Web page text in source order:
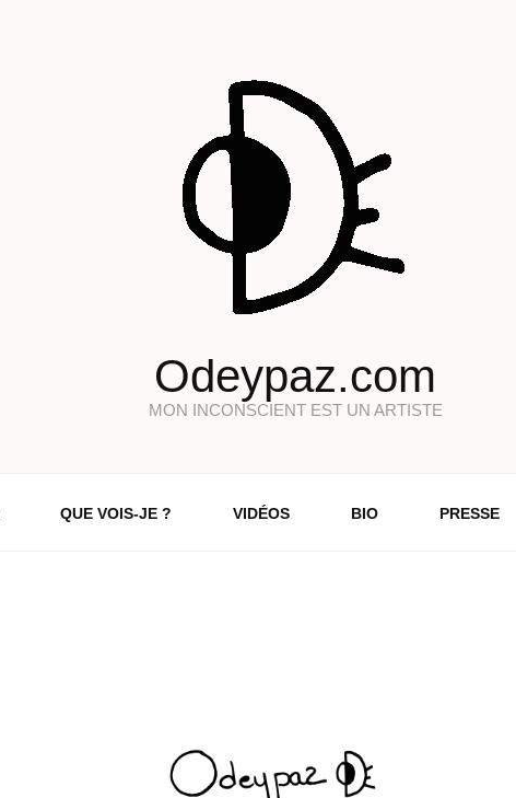
Odeypaz.com
MON INCONSCIENT EST UN ARTISTE
QUE VOIS-JE ? VIDÉOS BIO PRESSE